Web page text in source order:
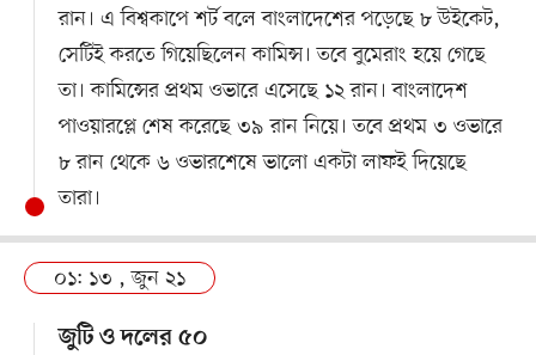
রান। এ বিশ্বকাপে শর্ট বলে বাংলাদেশের পড়েছে ৮ উইকেট,
সেটিই করতে গিয়েছিলেন কামিন্স। তবে বুমেরাং হয়ে গেছে
তা। কামিন্সের প্রথম ওভারে এসেছে ১২ রান। বাংলাদেশ
পাওয়ারপ্লে শেষ করেছে ৩৯ রান নিয়ে। তবে প্রথম ৩ ওভারে
৮ রান থেকে ৬ ওভারশেষে ভালো একটা লাফই দিয়েছে
তারা।
০১: ১৩ , জুন ২১
জুটি ও দলের ৫০